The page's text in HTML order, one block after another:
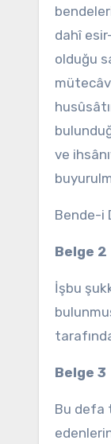
dahî
olduğu
ve
Bende-i
Belge 2
İşbu
Belge 3
Bu defa